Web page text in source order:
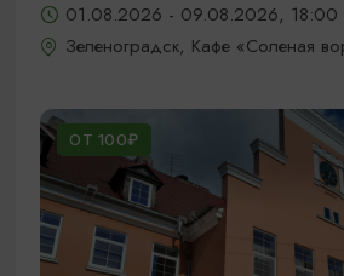
01.08.2026 - 09.08.2026, 18:00
Зеленоградск, Кафе «Соленая
ОТ 100₽